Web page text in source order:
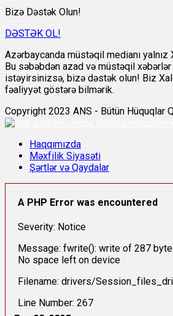
Bizə Dəstək Olun!
DƏSTƏK OL!
Azərbaycanda müstəqil medianı yalnız
Bu səbəbdən azad və müstəqil
istəyirsinizsə, bizə dəstək olun! Biz
fəaliyyət göstərə bilmərik.
Copyright 2023 ANS - Bütün Hüquqlar
Haqqımızda
Məxfilik Siyasəti
Şərtlər və Qaydalar
A PHP Error was encountered
Severity: Notice
Message: fwrite(): write of 287
No space left on device
Filename: drivers/
Line Number: 267